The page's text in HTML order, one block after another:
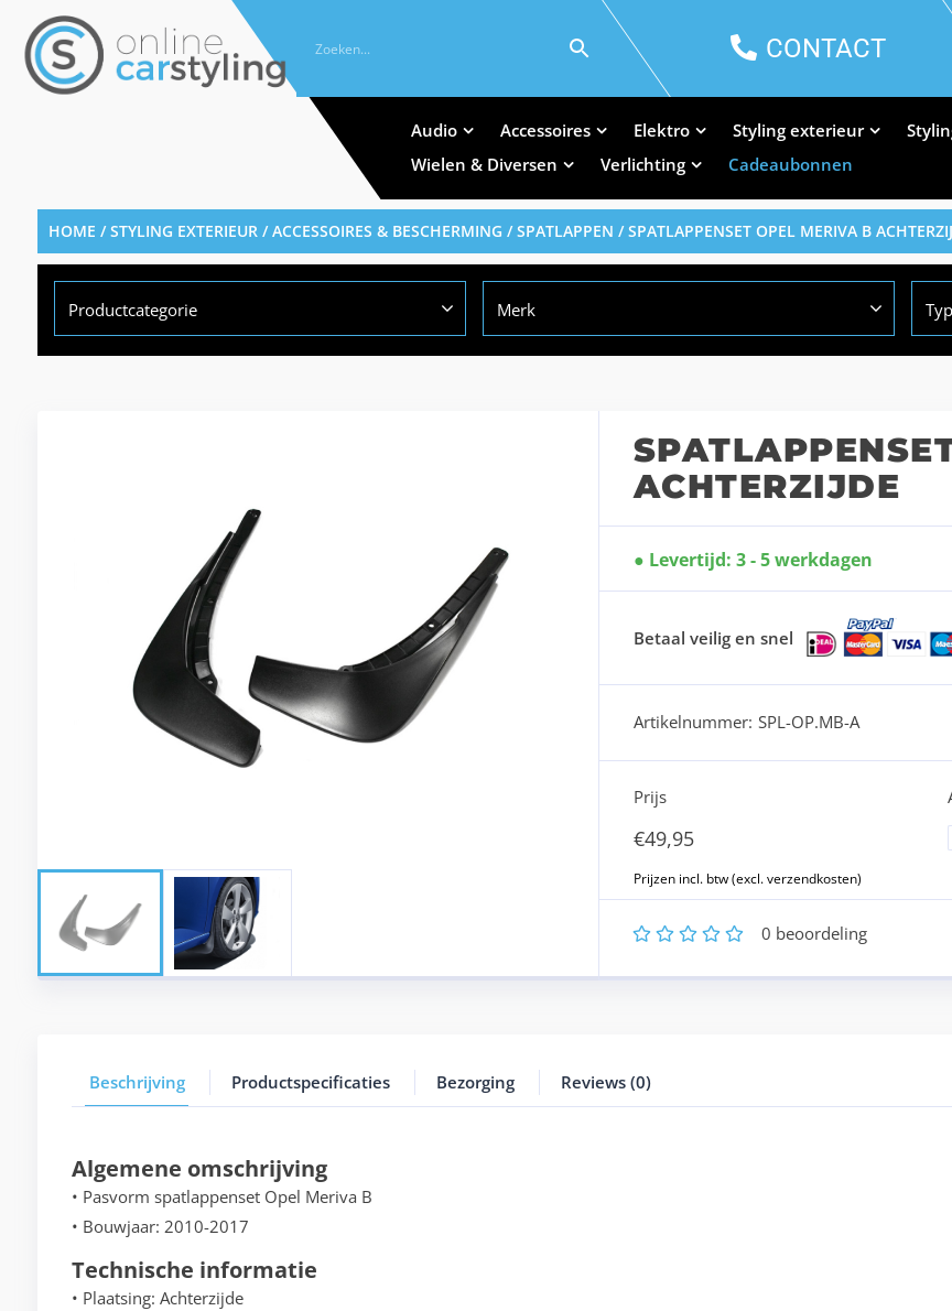
CONTACT
Audio Accessoires Elektro Styling exterieur
Wielen & Diversen
Verlichting Cadeaubonnen
HOME /STYLING EXTERIEUR/ACCESSOIRES & BESCHERMING /SPATLAPPEN / SPATLAPPENSET OPEL MERIVA B
Productcategorie Merk
ACHTERZIJDE
Levertijd: 3 - 5 werkdagen
Betaal veilig en snel
Artikelnummer: SPL-OP.MB-A
Prijs
€49,95
5
4
3
2 0 beoordeling
Beschrijving Productspecificaties Bezorging Reviews (0)
Algemene omschrijving
• Pasvorm spatlappenset Opel Meriva B
• Bouwjaar: 2010-2017
Technische informatie
• Plaatsing: Achterzijde